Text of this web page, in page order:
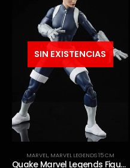
SIN EXISTENCIAS
MARVEL, MARVEL LEGENDS 15 CM
Quake Marvel Legends Figura 15 cm Hasbro